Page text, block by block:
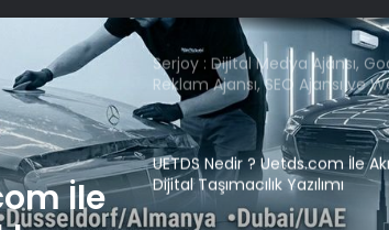
İle
Serjoy : Dijital Medya Ajansı,
Reklam Ajansı, SEO Ajansı ve
Tasarım Ajansı
UETDS Nedir ? Uetds.com İle
Dijital Taşımacılık Yazılımı